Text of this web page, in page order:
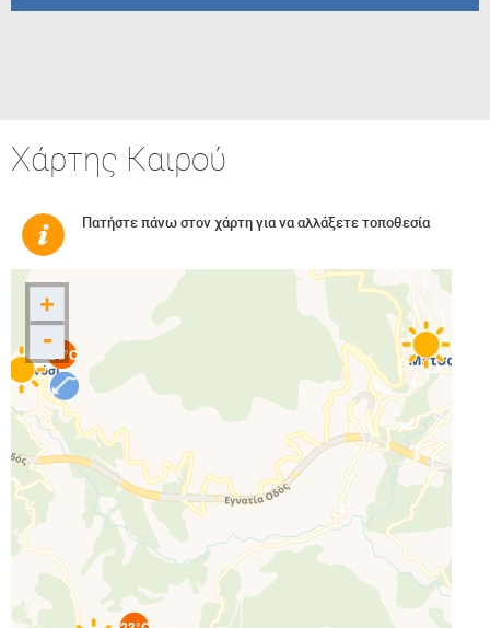
Χάρτης Καιρού
Πατήστε πάνω στον χάρτη για να αλλάξετε τοποθεσία
24°C
+
-